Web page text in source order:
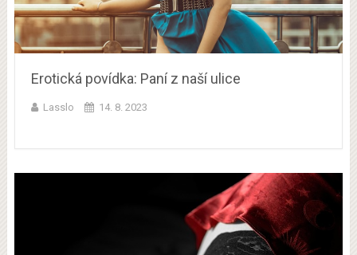
Erotická povídka: Paní z naší ulice
Lasslo 14. 8. 2023